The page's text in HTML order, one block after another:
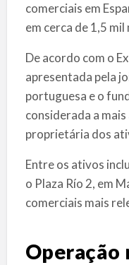
comerciais em
em cerca de 1,5
De acordo com o
apresentada pela
portuguesa e o
considerada a
proprietária dos
Entre os ativos
o Plaza Río 2, em
comerciais mais
Operação